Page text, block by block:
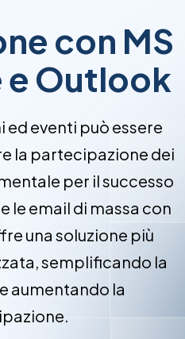
con MS
e Outlook
ed eventi può essere
la partecipazione dei
per il successo
le email di massa con
una soluzione più
semplificando la
aumentando la